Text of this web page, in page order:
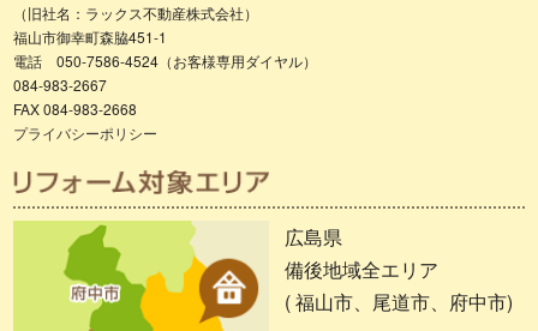
（旧社名：ラックス不動産株式会社）
福山市御幸町森脇451-1
電話 050-7586-4524（お客様専用ダイヤル）
084-983-2667
FAX 084-983-2668
プライバシーポリシー
広島県
備後地域全エリア
( 福山市、尾道市、府中市)